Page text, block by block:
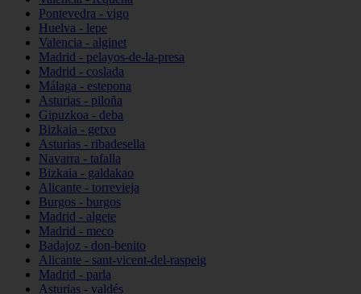
Pontevedra - vigo
Huelva - lepe
Valencia - alginet
Madrid - pelayos-de-la-presa
Madrid - coslada
Málaga - estepona
Asturias - piloña
Gipuzkoa - deba
Bizkaia - getxo
Asturias - ribadesella
Navarra - tafalla
Bizkaia - galdakao
Alicante - torrevieja
Burgos - burgos
Madrid - algete
Madrid - meco
Badajoz - don-benito
Alicante - sant-vicent-del-raspeig
Madrid - parla
Asturias - valdés